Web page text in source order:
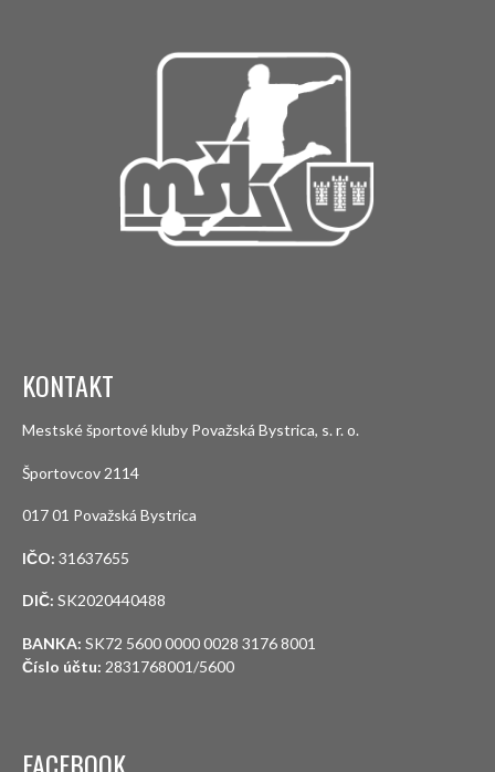
KONTAKT
Mestské športové kluby Považská Bystrica, s. r. o.
Športovcov 2114
017 01 Považská Bystrica
IČO: 31637655
DIČ: SK2020440488
BANKA: SK72 5600 0000 0028 3176 8001
Číslo účtu: 2831768001/5600
FACEBOOK